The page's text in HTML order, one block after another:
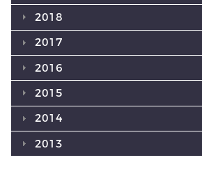
2018
2017
2016
2015
2014
2013